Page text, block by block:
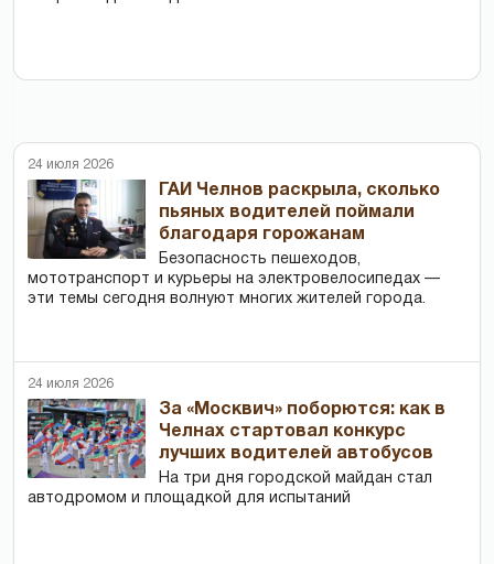
24 июля 2026
ГАИ Челнов раскрыла, сколько
пьяных водителей поймали
благодаря горожанам
Безопасность пешеходов,
мототранспорт и курьеры на электровелосипедах —
эти темы сегодня волнуют многих жителей города.
24 июля 2026
За «Москвич» поборются: как в
Челнах стартовал конкурс
лучших водителей автобусов
На три дня городской майдан стал
автодромом и площадкой для испытаний